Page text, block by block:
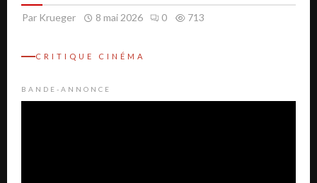
Par Krueger 8 mai 2026 0 713
CRITIQUE CINÉMA
BANDE-ANNONCE